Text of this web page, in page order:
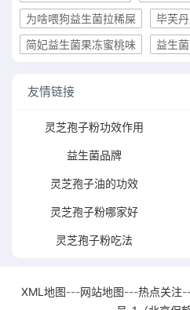
为啥喂狗益生菌拉稀屎
毕芙
简妃益生菌果冻蜜桃味
益生
友情链接
灵芝孢子粉功效作用
益生菌品牌
灵芝孢子油的功效
灵芝孢子粉哪家好
灵芝孢子粉吃法
XML地图---网站地图---热点关注